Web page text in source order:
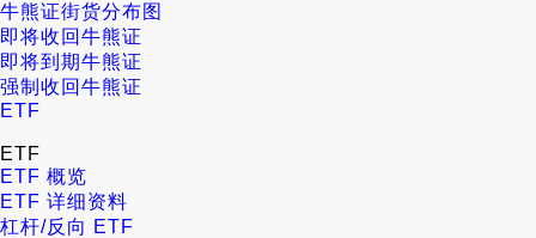
牛熊证街货分布图
即将收回牛熊证
即将到期牛熊证
强制收回牛熊证
ETF
ETF
ETF 概览
ETF 详细资料
杠杆/反向 ETF